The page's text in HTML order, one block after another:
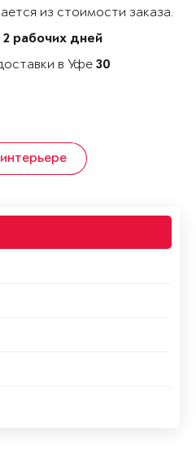
из стоимости заказа.
2 рабочих дней
в Уфе 30